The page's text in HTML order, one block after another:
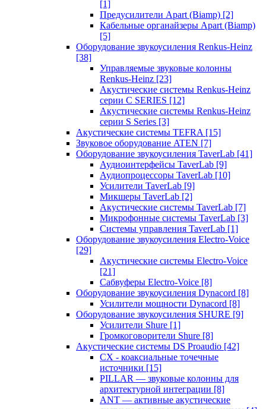
[1]
Предусилители Apart (Biamp) [2]
Кабельные органайзеры Apart (Biamp)
[5]
Оборудование звукоусиления Renkus-Heinz
[38]
Управляемые звуковые колонны
Renkus-Heinz [23]
Акустические системы Renkus-Heinz
серии C SERIES [12]
Акустические системы Renkus-Heinz
серии S Series [3]
Акустические системы TEFRA [15]
Звуковое оборудование ATEN [7]
Оборудование звукоусиления TaverLab [41]
Аудиоинтерфейсы TaverLab [9]
Аудиопроцессоры TaverLab [10]
Усилители TaverLab [9]
Микшеры TaverLab [2]
Акустические системы TaverLab [7]
Микрофонные системы TaverLab [3]
Системы управления TaverLab [1]
Оборудование звукоусиления Electro-Voice
[29]
Акустические системы Electro-Voice
[21]
Сабвуферы Electro-Voice [8]
Оборудование звукоусиления Dynacord [8]
Усилители мощности Dynacord [8]
Оборудование звукоусиления SHURE [9]
Усилители Shure [1]
Громкоговорители Shure [8]
Акустические системы DS Proaudio [42]
CX - коаксиальные точечные
источники [15]
PILLAR — звуковые колонны для
архитектурной интеграции [8]
ANT — активные акустические